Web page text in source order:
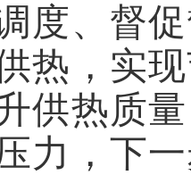
度、督
热，实
供热质
力，下